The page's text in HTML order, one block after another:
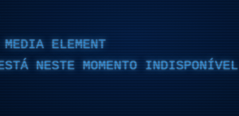
ELEMENT
NESTE MOMENTO INDISPONÍVEL